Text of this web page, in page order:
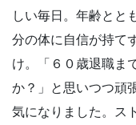
しい毎日。年齢とと
分の体に自信が持て
け。「６０歳退職ま
か？」と思いつつ頑
気になりました。ス